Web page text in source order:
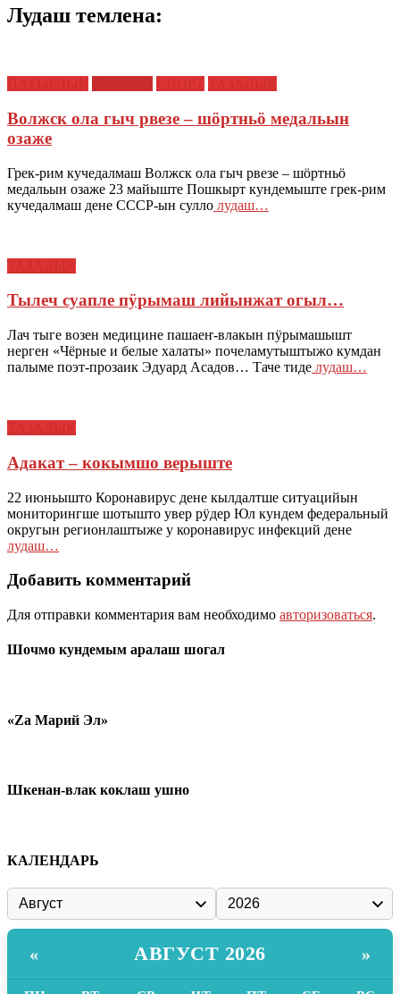
Лудаш темлена:
Волжск ола гыч рвезе – шӧртньӧ медальын
озаже
Грек-рим кучедалмаш Волжск ола гыч рвезе – шӧртньӧ
медальын озаже 23 майыште Пошкырт кундемыште грек-рим
кучедалмаш дене СССР-ын сулло лудаш…
Тылеч суапле пӱрымаш лийынжат огыл…
Лач тыге возен медицине пашаеҥ-влакын пӱрымашышт
нерген «Чёрные и белые халаты» почеламутыштыжо кумдан
палыме поэт-прозаик Эдуард Асадов… Таче тиде лудаш…
Адакат – кокымшо верыште
22 июньышто Коронавирус дене кылдалтше ситуацийын
мониторингше шотышто увер рӱдер Юл кундем федеральный
округын регионлаштыже у коронавирус инфекций дене
лудаш…
Добавить комментарий
Для отправки комментария вам необходимо авторизоваться.
Шочмо кундемым аралаш шогал
«Zа Марий Эл»
Шкенан-влак коклаш ушно
КАЛЕНДАРЬ
« АВГУСТ 2026 »